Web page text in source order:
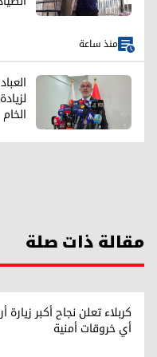
منذ ساعة
الخام
مقالة ذات صلة
أي خروقات أمنية